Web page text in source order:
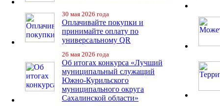
30 мая 2026 года
Оплачивайте покупки и
принимайте оплату по
универсальному QR
26 мая 2026 года
Об итогах конкурса «Лучший
муниципальный служащий
Южно-Курильского
муниципального округа
Сахалинской области»